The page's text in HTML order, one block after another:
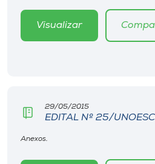
Unoesc
Store
Visualizar
29/05/2015
EDITAL Nº 25/
Anexos.